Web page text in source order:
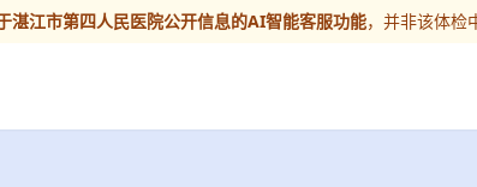
湛江市第四人民医院公开信息的AI智能客服功能，并非该体检